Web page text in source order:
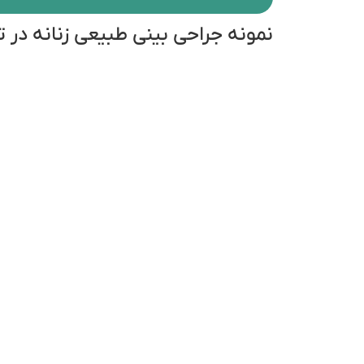
نمونه جراحی بینی طبیعی زنانه در